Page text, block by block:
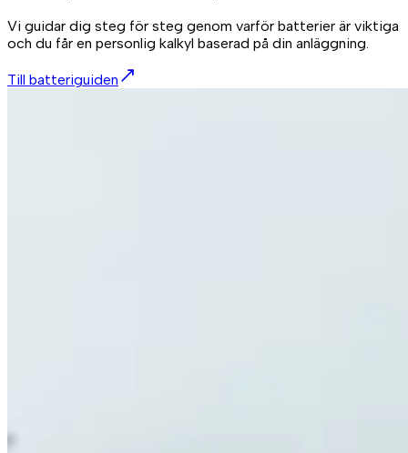
Vi guidar dig steg för steg genom varför batterier är viktiga
och du får en personlig kalkyl baserad på din anläggning.
Till batteriguiden